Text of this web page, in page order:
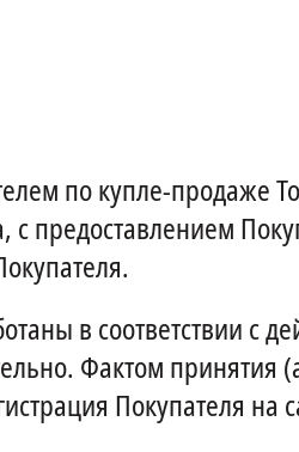
по купле-продаже
с предоставлением
в соответствии с
Фактом принятия
Покупателя на